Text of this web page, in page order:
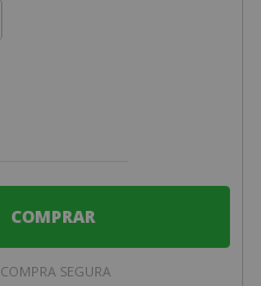
COMPRAR
COMPRA SEGURA